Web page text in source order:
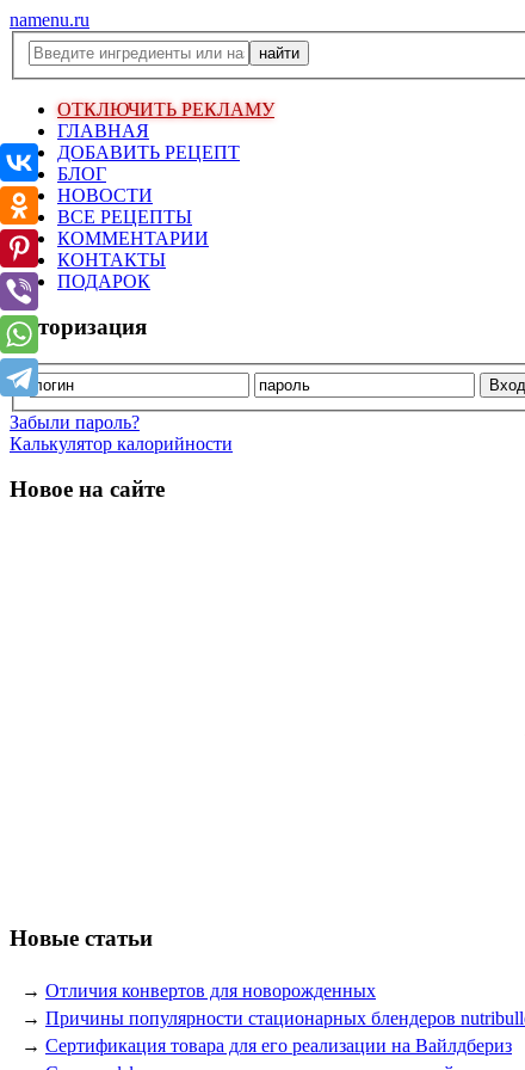
namenu.ru
ОТКЛЮЧИТЬ РЕКЛАМУ
ГЛАВНАЯ
ДОБАВИТЬ РЕЦЕПТ
БЛОГ
НОВОСТИ
ВСЕ РЕЦЕПТЫ
КОММЕНТАРИИ
КОНТАКТЫ
ПОДАРОК
Авторизация
Забыли пароль?
Калькулятор калорийности
Новое на сайте
Новые статьи
→ Отличия конвертов для новорожденных
→ Причины популярности стационарных блендеров
→ Сертификация товара для его реализации на Вайлдбериз